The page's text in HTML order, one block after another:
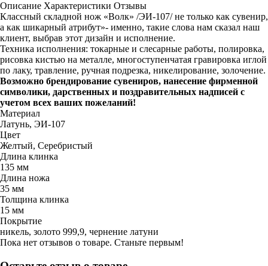
Описание Характеристики Отзывы
Классный складной нож «Волк» /ЭИ-107/ не только как сувенир,
а как шикарный атрибут»- именно, такие слова нам сказал наш
клиент, выбрав этот дизайн и исполнение.
Техника исполнения: токарные и слесарные работы, полировка,
рисовка кистью на металле, многоступенчатая гравировка иглой
по лаку, травление, ручная подрезка, никелирование, золочение.
Возможно брендирование сувениров, нанесение фирменной
символики, дарственных и поздравительных надписей с
учетом всех ваших пожеланий!
Материал
Латунь, ЭИ-107
Цвет
Желтый, Серебристый
Длина клинка
135 мм
Длина ножа
35 мм
Толщина клинка
15 мм
Покрытие
никель, золото 999,9, чернение латуни
Пока нет отзывов о товаре. Станьте первым!